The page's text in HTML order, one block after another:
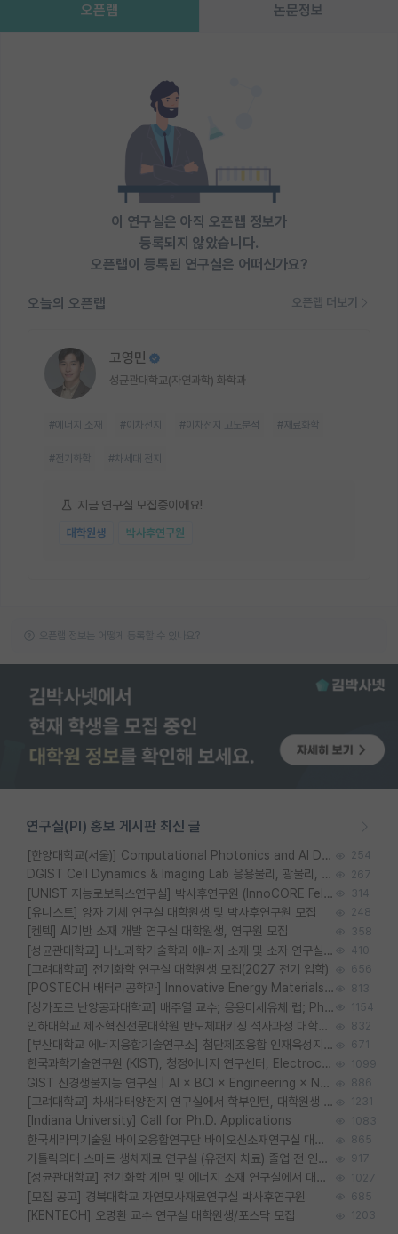
오픈랩 논문정보
이 연구실은 아직 오픈랩 정보가
등록되지 않았습니다.
오픈랩이 등록된 연구실은 어떠신가요?
오늘의 오픈랩 오픈랩 더보기
고영민
성균관대학교(자연과학) 화학과
#에너지 소재 #이차전지 #이차전지 고도분석 #재료화학
#전기화학 #차세대 전지
지금 연구실 모집중이에요!
대학원생 박사후연구원
오픈랩 정보는 어떻게 등록할 수 있나요?
연구실(PI) 홍보 게시판 최신 글
[한양대학교(서울)] Computational Photonics and AI Design Lab 대학원생 모집 254
DGIST Cell Dynamics & Imaging Lab 응용물리, 광물리, 양자, 생물물리 대학원생 모집 [삼성과제, 전문연TO] 267
[UNIST 지능로보틱스연구실] 박사후연구원 (InnoCORE Fellow) 모집 공고 314
[유니스트] 양자 기체 연구실 대학원생 및 박사후연구원 모집 248
[켄텍] AI기반 소재 개발 연구실 대학원생, 연구원 모집 358
[성균관대학교] 나노과학기술학과 에너지 소재 및 소자 연구실 대학원생 모집 410
[고려대학교] 전기화학 연구실 대학원생 모집(2027 전기 입학) 656
[POSTECH 배터리공학과] Innovative Energy Materials Lab 대학원생 모집 (특성화대학원) 813
[싱가포르 난양공과대학교] 배주열 교수; 응용미세유체 랩; PhD/Postdoc/Visiting 모집 1154
인하대학교 제조혁신전문대학원 반도체패키징 석사과정 대학원생 모집 832
[부산대학교 에너지융합기술연구소] 첨단제조융합 인재육성지원 박사후연구원 채용 (이진홍 교수님 연구실) 671
한국과학기술연구원 (KIST), 청정에너지 연구센터, Electrochemical Materials and Devices (Emd) Lab에서 학생을 모집합니다. (연,고대) 1099
GIST 신경생물지능 연구실 | AI × BCI × Engineering × Neuroscience 이노코어 Post-doc 모집 886
[고려대학교] 차새대태양전지 연구실에서 학부인턴, 대학원생 및 Post.Doc.을 모집합니다. 1231
[Indiana University] Call for Ph.D. Applications 1083
한국세라믹기술원 바이오융합연구단 바이오신소재연구실 대학원생/학부인턴 모집 865
가톨릭의대 스마트 생체재료 연구실 (유전자 치료) 졸업 전 인턴 및 대학원생 모집 917
[성균관대학교] 전기화학 계면 및 에너지 소재 연구실에서 대학원생을 모집합니다. 1027
[모집 공고] 경북대학교 자연모사재료연구실 박사후연구원 685
[KENTECH] 오명환 교수 연구실 대학원생/포스닥 모집 1203